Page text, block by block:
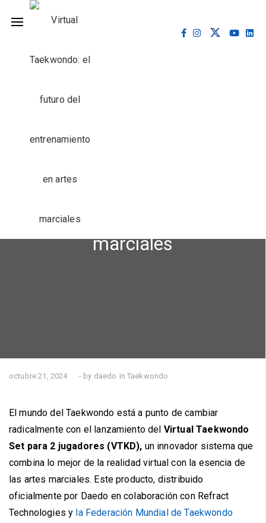
del entrenamiento en artes
marciales
octubre 21, 2024 - by daedo in Taekwondo
El mundo del Taekwondo está a punto de cambiar
radicalmente con el lanzamiento del Virtual Taekwondo
Set para 2 jugadores (VTKD), un innovador sistema que
combina lo mejor de la realidad virtual con la esencia de
las artes marciales. Este producto, distribuido
oficialmente por Daedo en colaboración con Refract
Technologies y la Federación Mundial de Taekwondo